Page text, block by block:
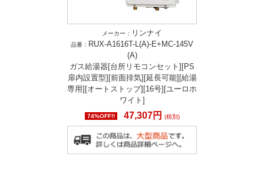
メーカー： リンナイ
品番： RUX-A1616T-L(A)-E+MC-145V
(A)
ガス給湯器[台所リモコンセット][PS
扉内設置型][前面排気][延長可能][給湯
専用][オートストップ][16号][ユーロホ
ワイト]
74%OFF!! 47,307円 (税別)